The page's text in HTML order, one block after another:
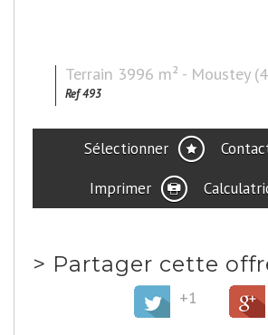
Terrain 3996 m² - Moustey
Ref 493
Sélectionner
Imprimer
> Partager cette
+1